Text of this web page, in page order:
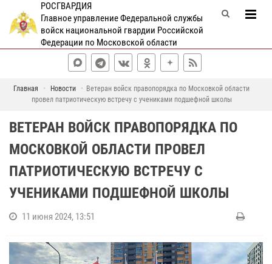
РОСГВАРДИЯ
Главное управление Федеральной службы
войск национальной гвардии Российской
Федерации по Московской области
Главная Новости
Ветеран войск правопорядка по Московкой области
провел патриотическую встречу с учениками подшефной школы
ВЕТЕРАН ВОЙСК ПРАВОПОРЯДКА ПО
МОСКОВКОЙ ОБЛАСТИ ПРОВЕЛ
ПАТРИОТИЧЕСКУЮ ВСТРЕЧУ С
УЧЕНИКАМИ ПОДШЕФНОЙ ШКОЛЫ
11 июня 2024, 13:51